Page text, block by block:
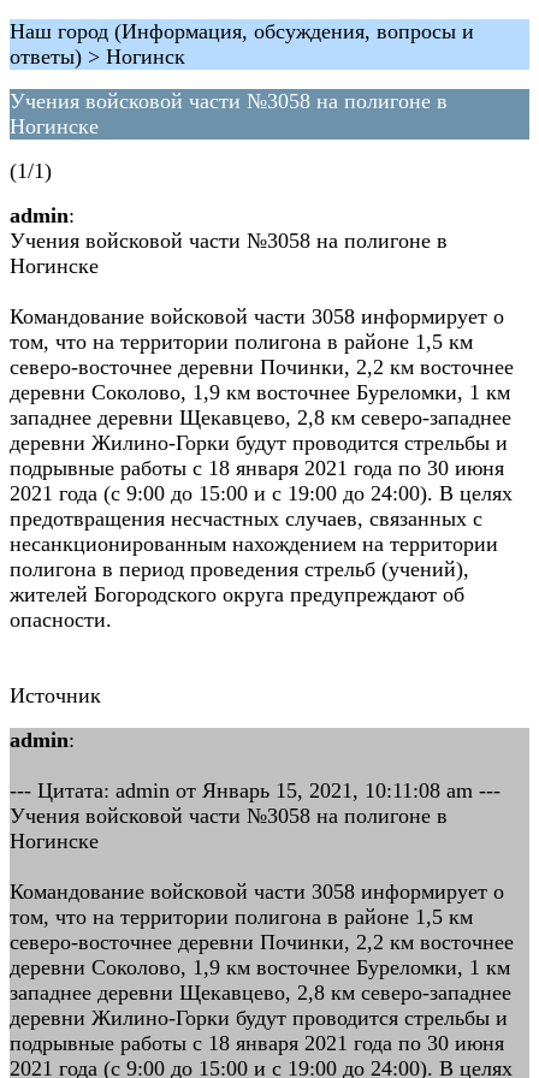
Наш город (Информация, обсуждения, вопросы и
ответы) > Ногинск
Учения войсковой части №3058 на полигоне в
Ногинске
(1/1)
admin:
Учения войсковой части №3058 на полигоне в
Ногинске
Командование войсковой части 3058 информирует о
том, что на территории полигона в районе 1,5 км
северо-восточнее деревни Починки, 2,2 км восточнее
деревни Соколово, 1,9 км восточнее Буреломки, 1 км
западнее деревни Щекавцево, 2,8 км северо-западнее
деревни Жилино-Горки будут проводится стрельбы и
подрывные работы с 18 января 2021 года по 30 июня
2021 года (с 9:00 до 15:00 и с 19:00 до 24:00). В целях
предотвращения несчастных случаев, связанных с
несанкционированным нахождением на территории
полигона в период проведения стрельб (учений),
жителей Богородского округа предупреждают об
опасности.
Источник
admin:
--- Цитата: admin от Январь 15, 2021, 10:11:08 am ---
Учения войсковой части №3058 на полигоне в
Ногинске
Командование войсковой части 3058 информирует о
том, что на территории полигона в районе 1,5 км
северо-восточнее деревни Починки, 2,2 км восточнее
деревни Соколово, 1,9 км восточнее Буреломки, 1 км
западнее деревни Щекавцево, 2,8 км северо-западнее
деревни Жилино-Горки будут проводится стрельбы и
подрывные работы с 18 января 2021 года по 30 июня
2021 года (с 9:00 до 15:00 и с 19:00 до 24:00). В целях